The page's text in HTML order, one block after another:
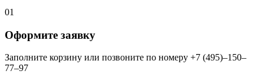
01
Оформите заявку
Заполните корзину или позвоните по номеру +7 (495)–150–
77–97